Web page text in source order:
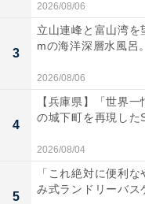
ハローキティのリボン型ミ
この春のストリート
ムを意識した、存在
グです。甘めのリボ
で、コーデにさりげ
れます。幅17×高さ
ズながら、ハローキ
かさをアップさせます
2026/08/06
3
立山連峰と富山湾
mの海洋深層水風呂
2026/08/06
4
【兵庫県】「世界
の城下町を再現した
2026/08/04
5
「これ絶対に便利
み式ランドリーバス